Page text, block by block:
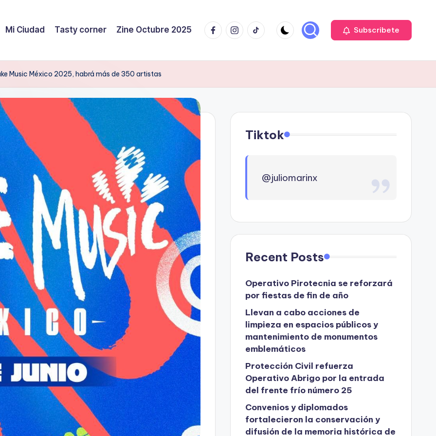
Mi Ciudad Tasty corner Zine Octubre 2025 FacebookInstagram
TIKTOK Subscribete
Music México 2025, habrá más de 350 artistas
Tiktok
@juliomarinx
Recent Posts
Operativo Pirotecnia se reforzará
por fiestas de fin de año
Llevan a cabo acciones de
limpieza en espacios públicos y
mantenimiento de monumentos
emblemáticos
Protección Civil refuerza
Operativo Abrigo por la entrada
del frente frío número 25
Convenios y diplomados
fortalecieron la conservación y
difusión de la memoria histórica de